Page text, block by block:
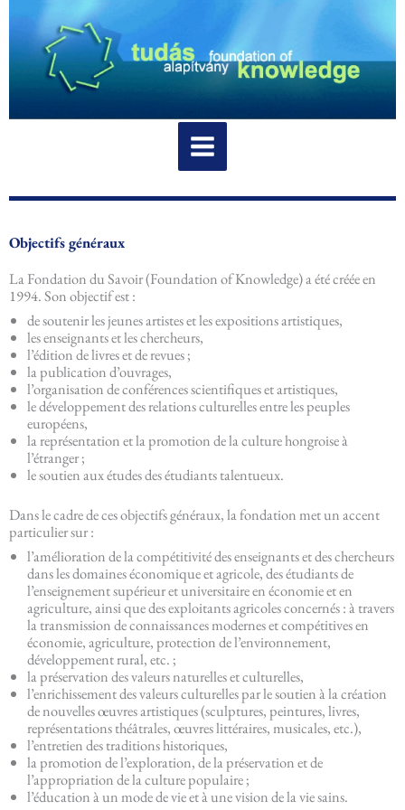
contenu
Objectifs généraux
La Fondation du Savoir (Foundation of Knowledge) a été créée en
1994. Son objectif est :
de soutenir les jeunes artistes et les expositions artistiques,
les enseignants et les chercheurs,
l’édition de livres et de revues ;
la publication d’ouvrages,
l’organisation de conférences scientifiques et artistiques,
le développement des relations culturelles entre les peuples
européens,
la représentation et la promotion de la culture hongroise à
l’étranger ;
le soutien aux études des étudiants talentueux.
Dans le cadre de ces objectifs généraux, la fondation met un accent
particulier sur :
l’amélioration de la compétitivité des enseignants et des chercheurs
dans les domaines économique et agricole, des étudiants de
l’enseignement supérieur et universitaire en économie et en
agriculture, ainsi que des exploitants agricoles concernés : à travers
la transmission de connaissances modernes et compétitives en
économie, agriculture, protection de l’environnement,
développement rural, etc. ;
la préservation des valeurs naturelles et culturelles,
l’enrichissement des valeurs culturelles par le soutien à la création
de nouvelles œuvres artistiques (sculptures, peintures, livres,
représentations théâtrales, œuvres littéraires, musicales, etc.),
l’entretien des traditions historiques,
la promotion de l’exploration, de la préservation et de
l’appropriation de la culture populaire ;
l’éducation à un mode de vie et à une vision de la vie sains.